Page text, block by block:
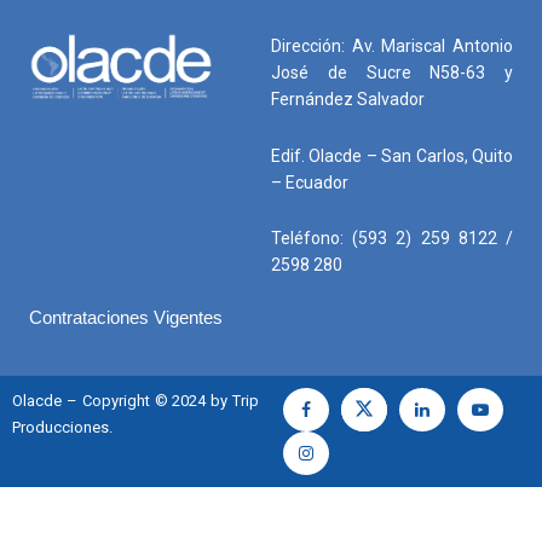
Dirección: Av. Mariscal Antonio
José de Sucre N58-63 y
Fernández Salvador
Edif. Olacde – San Carlos, Quito
– Ecuador
Teléfono: (593 2) 259 8122 /
2598 280
Contrataciones Vigentes
Olacde – Copyright © 2024 by Trip
Producciones.